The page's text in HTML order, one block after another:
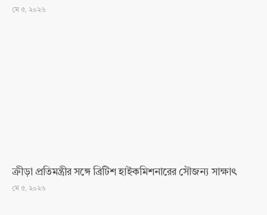
মে ৫, ২০২৬
ক্রীড়া প্রতিমন্ত্রীর সঙ্গে ব্রিটিশ হাইকমিশনারের সৌজন্য সাক্ষাৎ
মে ৫, ২০২৬